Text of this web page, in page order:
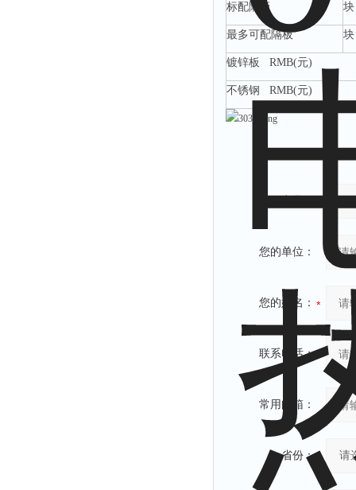
标配隔板 块
最多可配隔板 块
镀锌板 RMB(元)
不锈钢 RMB(元)
您的单位：
您的姓名：
联系电话：
常用邮箱：
省份：